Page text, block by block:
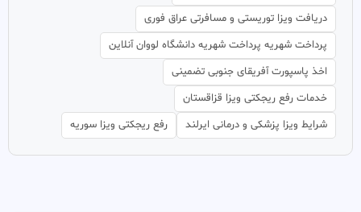
دریافت ویزا توریستی و مسافرتی عراق فوری
پرداخت شهریه پرداخت شهریه دانشگاه لووان آنلاین
اخذ پاسپورت آفریقای جنوبی تضمینی
خدمات رفع ریجکتی ویزا قزاقستان
شرایط ویزا پزشکی و درمانی ایرلند
رفع ریجکتی ویزا سوریه